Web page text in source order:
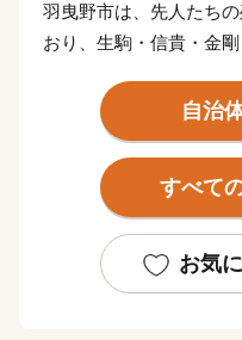
羽曳野市は、先人たち
おり、生駒・信貴・金
平成29年に認定された
て、令和元年には「百
で初めて世界遺産とし
このような素晴らしい
ために、ふるさと納税
自治
すべて
お気